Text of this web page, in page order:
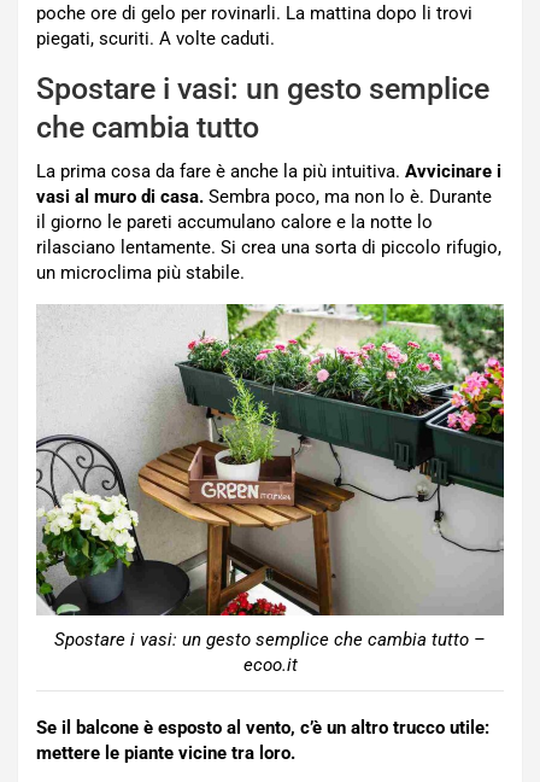
poche ore di gelo per rovinarli. La mattina dopo li trovi
piegati, scuriti. A volte caduti.
Spostare i vasi: un gesto semplice
che cambia tutto
La prima cosa da fare è anche la più intuitiva. Avvicinare i
vasi al muro di casa. Sembra poco, ma non lo è. Durante
il giorno le pareti accumulano calore e la notte lo
rilasciano lentamente. Si crea una sorta di piccolo rifugio,
un microclima più stabile.
Spostare i vasi: un gesto semplice che cambia tutto –
ecoo.it
Se il balcone è esposto al vento, c’è un altro trucco utile:
mettere le piante vicine tra loro.